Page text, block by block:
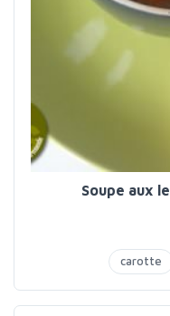
Soupe aux
carotte